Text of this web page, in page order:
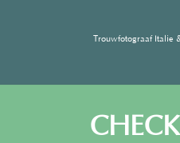
Trouwfotograaf Italie